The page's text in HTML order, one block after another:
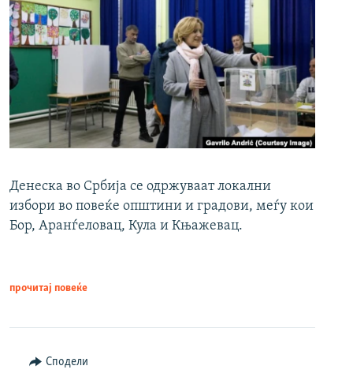
Денеска во Србија се одржуваат локални
избори во повеќе општини и градови, меѓу кои
Бор, Аранѓеловац, Кула и Књажевац.
прочитај повеќе
Сподели